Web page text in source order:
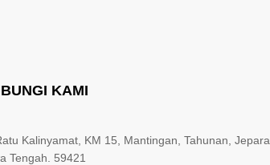
KAMI
Kalinyamat, KM 15, Mantingan, Tahunan, Jepara,
Tengah. 59421